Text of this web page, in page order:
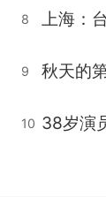
8
9 秋天的
10 38岁演